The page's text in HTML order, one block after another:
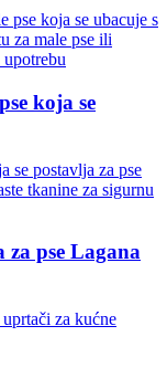
koja se
za pse Lagana